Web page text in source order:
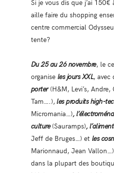
aille faire du shopping
centre commercial
tente?
Du 25 au 26 novembre, le
organise les jours XXL, avec
porter(H&M, Levi’s, Andre,
Tam….), les produits high-
Micromania…),
culture(Sauramps),
Jeff de Bruges…) et les
Marionnaud, Jean
dans la plupart des